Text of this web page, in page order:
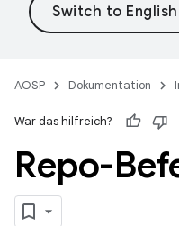
AOSP Dokumentation
War das hilfreich?
Repo-